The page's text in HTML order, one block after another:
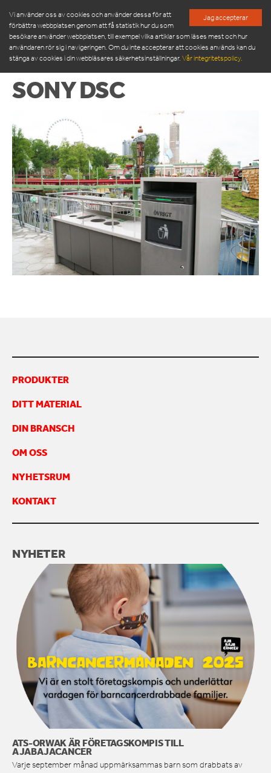
Jag accepterar
Vi använder oss av cookies och använder dessa för att
förbättra webbplatsen genom att få statistik hur du som
besökare använder webbplatsen, till exempel vilka artiklar som läses mest och hur
användaren rör sig i navigeringen. Om du inte accepterar att cookies används kan du
stänga av cookies i din webbläsares säkerhetsinställningar.Vår integritetspolicy.
SERVICE & RESERVDELAR
NYHETSRUM
OM OSS
MÖT VÅR LEDNINGSGRUPP
HÅLLBARHET
INSPIRATION
FRAMGÅNGSHISTORIER
FINANSIERING
ARBETA HOS OSS
SONY DSC
PRODUKTER
DITT MATERIAL
DIN BRANSCH
OM OSS
NYHETSRUM
KONTAKT
NYHETER
ATS-ORWAK ÄR FÖRETAGSKOMPIS TILL
AJABAJACANCER
Varje september månad uppmärksammas barn som drabbats av